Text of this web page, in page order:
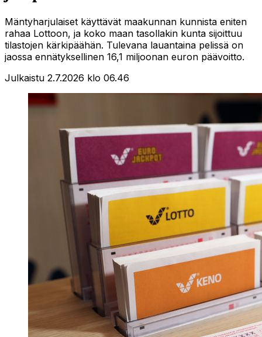
Mäntyharjulaiset käyttävät maakunnan kunnista eniten
rahaa Lottoon, ja koko maan tasollakin kunta sijoittuu
tilastojen kärkipäähän. Tulevana lauantaina pelissä on
jaossa ennätyksellinen 16,1 miljoonan euron päävoitto.
Julkaistu 2.7.2026 klo 06.46